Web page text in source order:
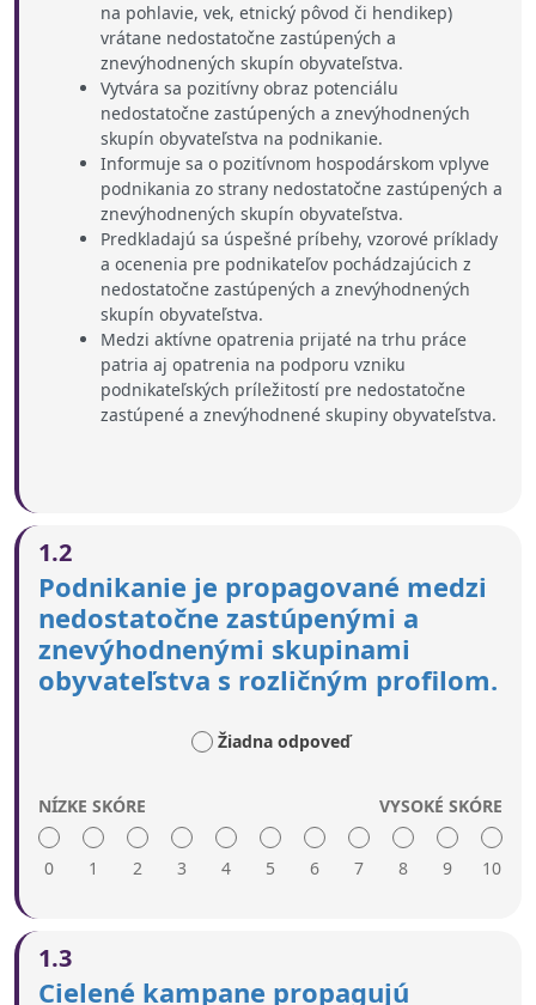
na pohlavie, vek, etnický pôvod či hendikep)
vrátane nedostatočne zastúpených a
znevýhodnených skupín obyvateľstva.
Vytvára sa pozitívny obraz potenciálu
nedostatočne zastúpených a znevýhodnených
skupín obyvateľstva na podnikanie.
Informuje sa o pozitívnom hospodárskom vplyve
podnikania zo strany nedostatočne zastúpených a
znevýhodnených skupín obyvateľstva.
Predkladajú sa úspešné príbehy, vzorové príklady
a ocenenia pre podnikateľov pochádzajúcich z
nedostatočne zastúpených a znevýhodnených
skupín obyvateľstva.
Medzi aktívne opatrenia prijaté na trhu práce
patria aj opatrenia na podporu vzniku
podnikateľských príležitostí pre nedostatočne
zastúpené a znevýhodnené skupiny obyvateľstva.
1.2
Podnikanie je propagované medzi
nedostatočne zastúpenými a
znevýhodnenými skupinami
obyvateľstva s rozličným profilom.
Žiadna odpoveď
NÍZKE SKÓRE
0 1 2 3 4 5 6 7 8 9
VYSOKÉ SKÓRE
10
ocenenia sa uplatňujú ako inšpirácia pre osoby
1.3
Cielené kampane propagujú